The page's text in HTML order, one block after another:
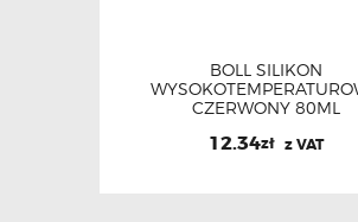
BOLL SILIKON
CZERWONY 80ML
12.34zł z VAT